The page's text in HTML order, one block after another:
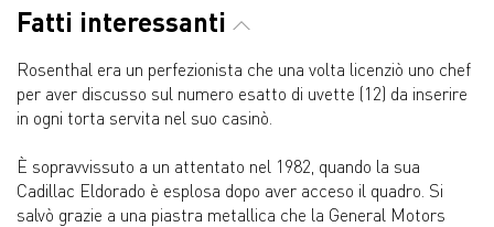
Fatti interessanti
Rosenthal era un perfezionista che una volta licenziò uno chef
per aver discusso sul numero esatto di uvette (12) da inserire
in ogni torta servita nel suo casinò.
È sopravvissuto a un attentato nel 1982, quando la sua
Cadillac Eldorado è esplosa dopo aver acceso il quadro. Si
salvò grazie a una piastra metallica che la General Motors